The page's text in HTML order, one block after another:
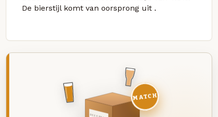
De bierstijl komt van oorsprong uit .
MATCH